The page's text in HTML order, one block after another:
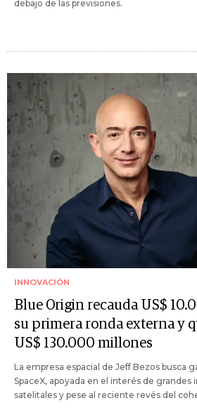
debajo de las previsiones.
INNOVACIÓN
Blue Origin recauda US$
su primera ronda externa y
US$ 130.000 millones
La empresa espacial de Jeff Bezos busca
SpaceX, apoyada en el interés de grandes
satelitales y pese al reciente revés del